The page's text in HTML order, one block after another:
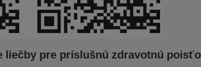
liečby pre príslušnú zdravotnú